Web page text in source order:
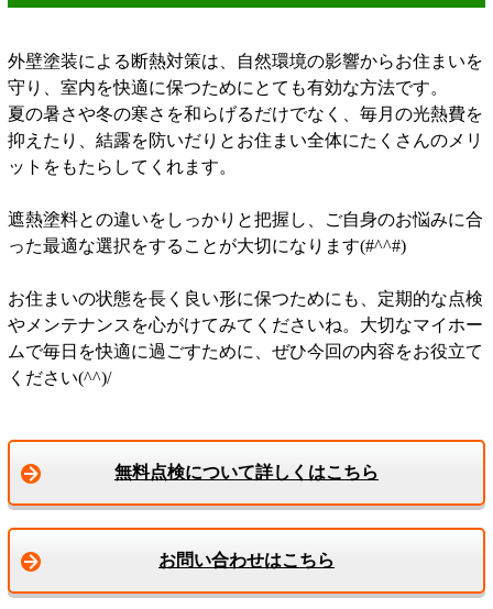
外壁塗装による断熱対策は、自然環境の影響からお住まいを
守り、室内を快適に保つためにとても有効な方法です。
夏の暑さや冬の寒さを和らげるだけでなく、毎月の光熱費を
抑えたり、結露を防いだりとお住まい全体にたくさんのメリ
ットをもたらしてくれます。
遮熱塗料との違いをしっかりと把握し、ご自身のお悩みに合
った最適な選択をすることが大切になります(#^^#)
お住まいの状態を長く良い形に保つためにも、定期的な点検
やメンテナンスを心がけてみてくださいね。大切なマイホー
ムで毎日を快適に過ごすために、ぜひ今回の内容をお役立て
ください(^^)/
無料点検について詳しくはこちら
お問い合わせはこちら